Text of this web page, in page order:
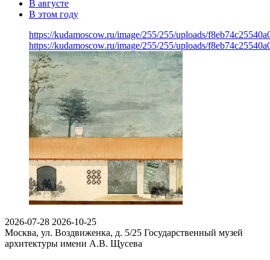
В августе
В этом году
https://kudamoscow.ru/image/255/255/uploads/
https://kudamoscow.ru/image/255/255/uploads/
2026-07-28 2026-10-25
Москва, ул. Воздвиженка, д. 5/25 Государственный музей
архитектуры имени А.В. Щусева